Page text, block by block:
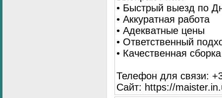
• Быстрый выезд по
• Аккуратная работа
• Адекватные цены
• Ответственный
• Качественная
Телефон для связи:
Сайт: https://